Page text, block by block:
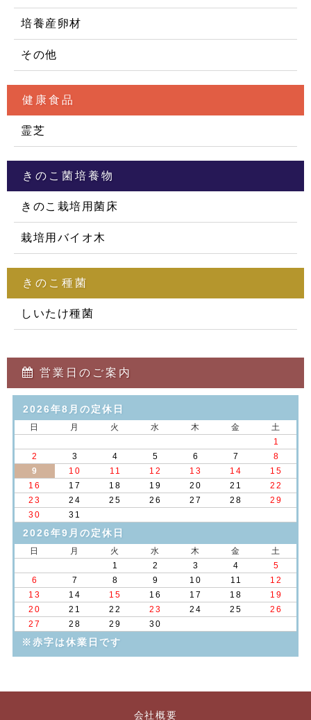
培養産卵材
その他
健康食品
霊芝
きのこ菌培養物
きのこ栽培用菌床
栽培用バイオ木
きのこ種菌
しいたけ種菌
営業日のご案内
2026年8月の定休日
日 月 火 水 木 金
土
1
2
3 4 5 6 7
8
9
10 11 12 13 14
15
16
17 18 19 20 21
22
23
24 25 26 27 28
29
30
31
2026年9月の定休日
日 月 火 水 木 金
土
1
2 3 4
5
6
7 8 9 10 11
12
13
14 15 16 17 18
19
20
21 22 23 24 25
26
27
28 29 30
※赤字は休業日です
会社概要